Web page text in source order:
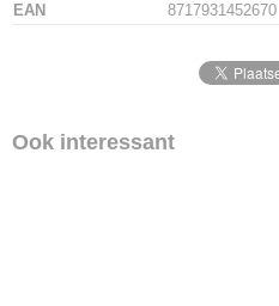
EAN
8717931452670
Ook interessant